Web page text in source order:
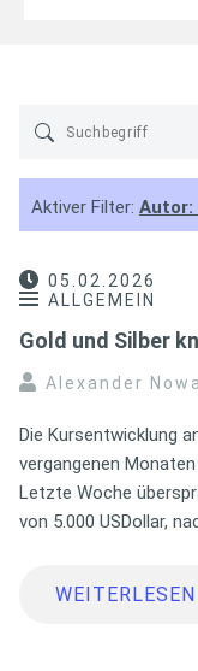
Aktiver Filter: Autor:
05.02.2026
ALLGEMEIN
Gold und Silber
Alexander
Die Kursentwicklung
vergangenen
Letzte Woche
von 5.000 USDollar,
WEITERLESEN